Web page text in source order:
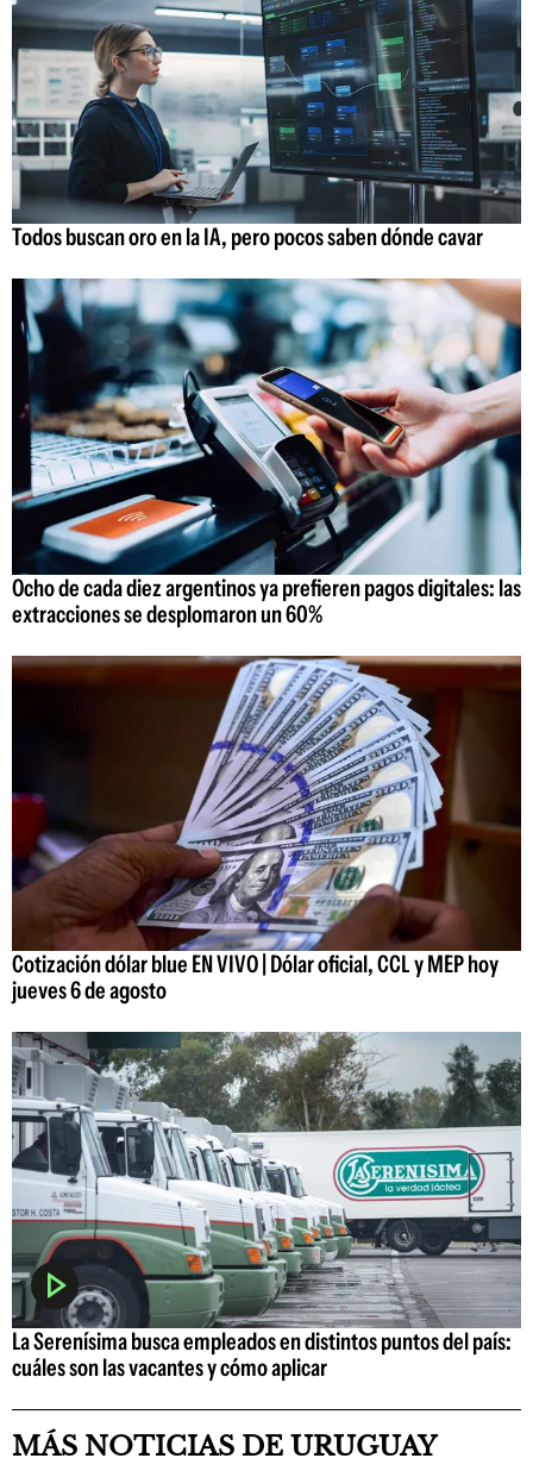
Todos buscan oro en la IA, pero pocos saben dónde cavar
Ocho de cada diez argentinos ya prefieren pagos digitales: las
extracciones se desplomaron un 60%
Cotización dólar blue EN VIVO | Dólar oficial, CCL y MEP hoy
jueves 6 de agosto
La Serenísima busca empleados en distintos puntos del país:
cuáles son las vacantes y cómo aplicar
MÁS NOTICIAS DE URUGUAY